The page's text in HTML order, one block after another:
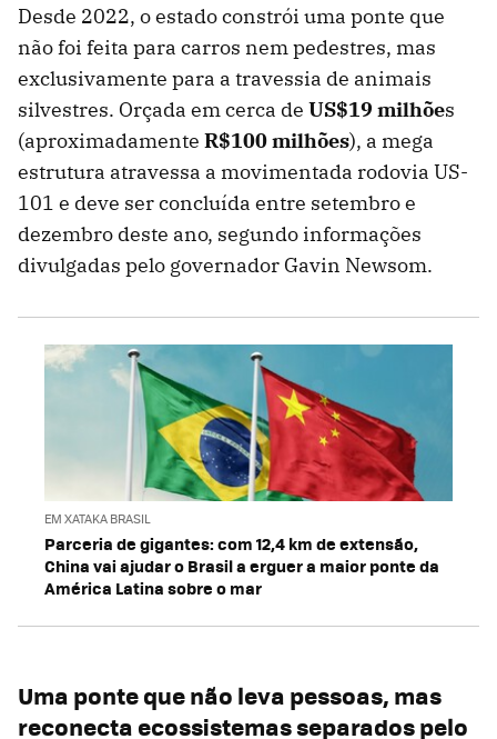
Desde 2022, o estado constrói uma ponte que
não foi feita para carros nem pedestres, mas
exclusivamente para a travessia de animais
silvestres. Orçada em cerca de US$19 milhões
(aproximadamente R$100 milhões), a mega
estrutura atravessa a movimentada rodovia US-
101 e deve ser concluída entre setembro e
dezembro deste ano, segundo informações
divulgadas pelo governador Gavin Newsom.
EM XATAKA BRASIL
Parceria de gigantes: com 12,4 km de extensão,
China vai ajudar o Brasil a erguer a maior ponte da
América Latina sobre o mar
Uma ponte que não leva pessoas, mas
reconecta ecossistemas separados pelo